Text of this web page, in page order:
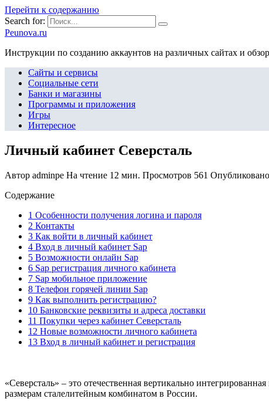
Перейти к содержанию
Search for:
Peunova.ru
Инструкции по созданию аккаунтов на различных сайтах и
Сайты и сервисы
Социальные сети
Банки и магазины
Программы и приложения
Игры
Интересное
Личный кабинет Северсталь
Автор adminpe На чтение 12 мин. Просмотров 561 Опубликовано
Содержание
1 Особенности получения логина и пароля
2 Контакты
3 Как войти в личный кабинет
4 Вход в личный кабинет Sap
5 Возможности онлайн Sap
6 Sap регистрация личного кабинета
7 Sap мобильное приложение
8 Телефон горячей линии Sap
9 Как выполнить регистрацию?
10 Банковские реквизиты и адреса доставки
11 Покупки через кабинет Северсталь
12 Новые возможности личного кабинета
13 Вход в личный кабинет и регистрация
«Северсталь» – это отечественная вертикально
размерам сталелитейным комбинатом в России.